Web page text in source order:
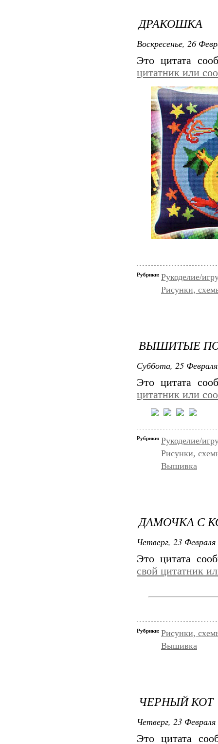
ДРАКОШКА
Воскресенье, 26
Это цитата
цитатник или
Рубрики: Рукоделие/
Рисунки,
ВЫШИТЫЕ
Суббота, 25
Это цитата
цитатник или
Рубрики: Рукоделие/
Рисунки,
Вышивка
ДАМОЧКА С
Четверг, 23
Это цитата
свой цитатник
Рубрики: Рисунки,
Вышивка
ЧЕРНЫЙ КОТ
Четверг, 23
Это цитата